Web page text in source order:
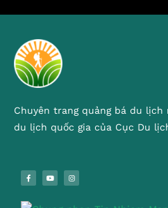
Chuyên trang quảng bá du
du lịch quốc gia của Cục Du